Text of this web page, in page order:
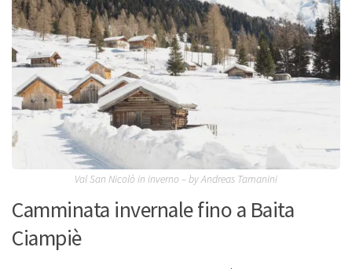
Val San Nicolò in inverno – by Andreas Tamanini
Camminata invernale fino a Baita
Ciampiè